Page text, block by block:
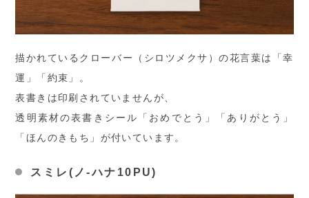
描かれているクローバー（シロツメクサ）の花言葉は「幸
運」「約束」。
表書きは印刷されていませんが、
透明素材の表書きシール「おめでとう」「ありがとう」
「ほんのきもち」が付いています。
スミレ(ノ-ハナ10PU)